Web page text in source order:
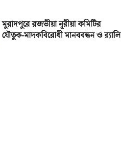
মুরাদপুরে রজভীয়া নূরীয়া কমিটির
যৌতুক-মাদকবিরোধী মানববন্ধন ও র‌্যালি